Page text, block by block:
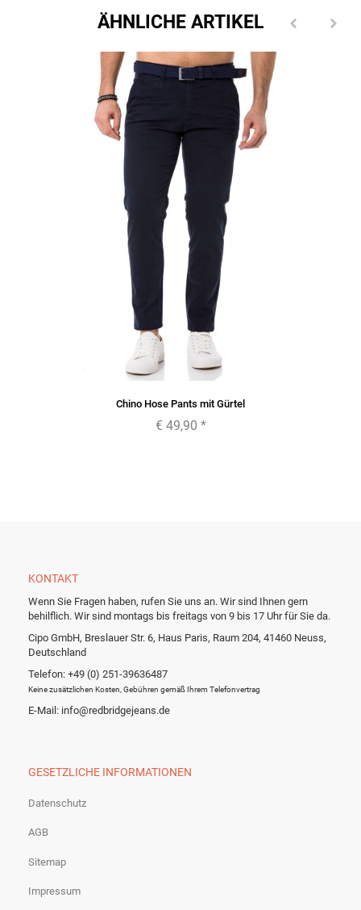
ÄHNLICHE ARTIKEL
Chino Hose Pants mit Gürtel
€ 49,90 *
KONTAKT
Wenn Sie Fragen haben, rufen Sie uns an. Wir sind Ihnen gern
behilflich. Wir sind montags bis freitags von 9 bis 17 Uhr für Sie da.
Cipo GmbH, Breslauer Str. 6, Haus Paris, Raum 204, 41460 Neuss,
Deutschland
Telefon: +49 (0) 251-39636487
Keine zusätzlichen Kosten, Gebühren gemäß Ihrem Telefonvertrag
E-Mail: info@redbridgejeans.de
GESETZLICHE INFORMATIONEN
Datenschutz
AGB
Sitemap
Impressum